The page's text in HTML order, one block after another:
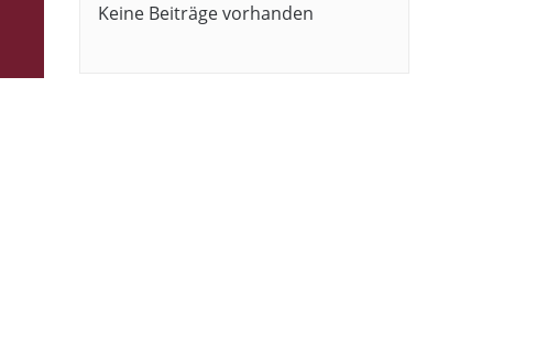
Keine Beiträge vorhanden